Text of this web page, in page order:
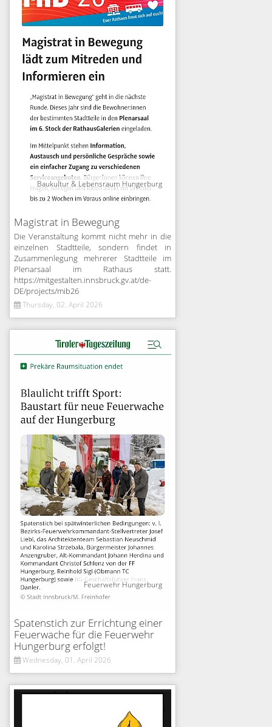
Baukultur & Lebensraum Hungerburg
Magistrat in Bewegung
Die Veranstaltung kommt nicht mehr in die
einzelnen Stadtteile, sondern findet in
Zusammenlegung mehrerer Stadtteile im
Plenarsaal im Rathaus statt.
https://mitgestalten.innsbruck.gv.at/de-
DE/projects/mib26
Thursday, 02. April 2026
Feuerwehr Hungerburg
Spatenstich zur Errichtung einer
Feuerwache für die Feuerwehr
Hungerburg erfolgt!
Wednesday, 01. April 2026